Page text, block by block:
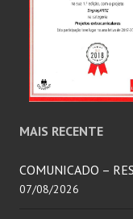
MAIS RECENTE
COMUNICADO –
07/08/2026